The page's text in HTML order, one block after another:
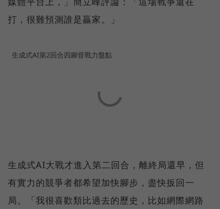
打，很難預測誰是贏家。」
生成式AI第2回合四腳督戰力盤點
生成式AI大戰才進入第二回合，離終局還早，但
有實力的競爭者都希望加快腳步，盡快扳回一
局。「我很喜歡類比過去的歷史，比如網際網路